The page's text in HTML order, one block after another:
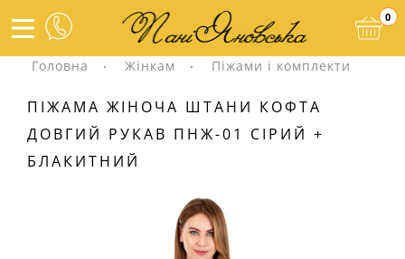
0
Головна Жінкам Піжами і комплекти
ПІЖАМА ЖІНОЧА ШТАНИ КОФТА
ДОВГИЙ РУКАВ ПНЖ-01 СІРИЙ +
БЛАКИТНИЙ